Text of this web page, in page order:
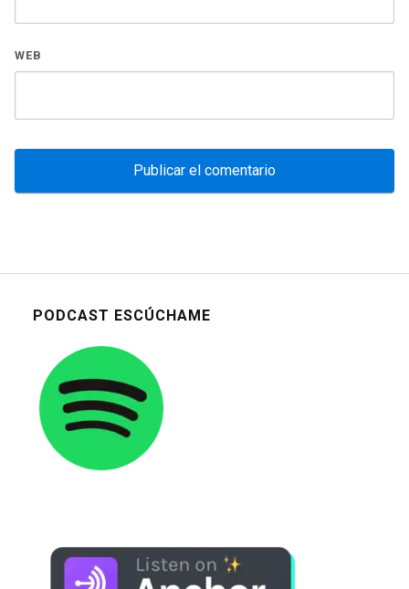
WEB
PODCAST ESCÚCHAME